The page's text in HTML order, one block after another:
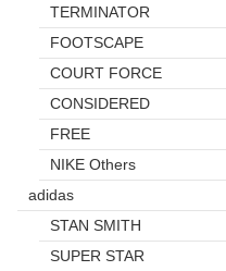
TERMINATOR
FOOTSCAPE
COURT FORCE
CONSIDERED
FREE
NIKE Others
adidas
STAN SMITH
SUPER STAR